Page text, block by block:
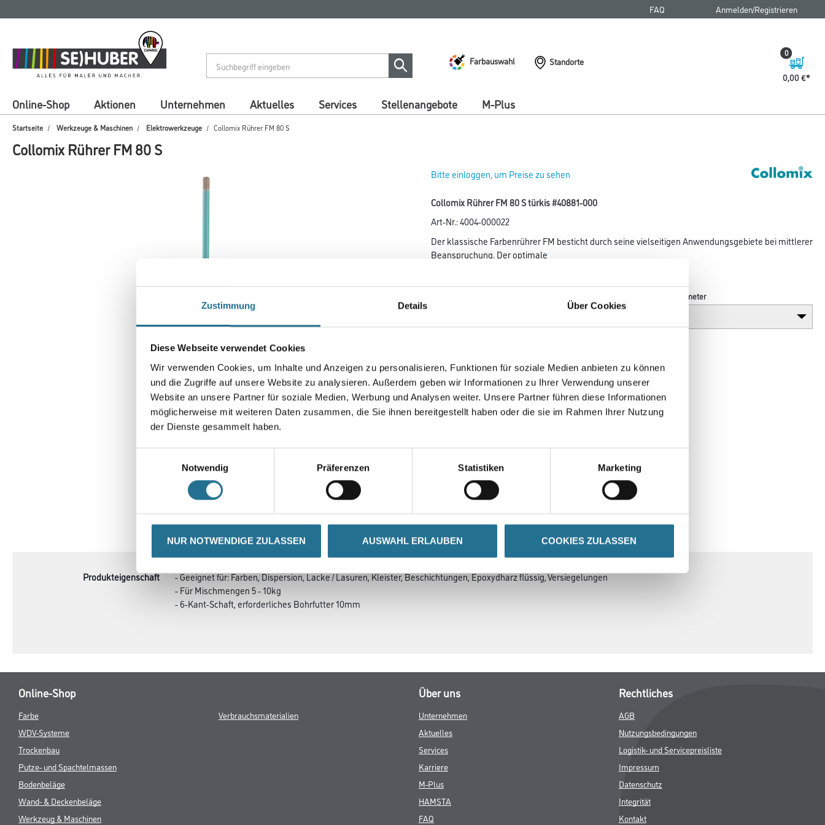
Zustimmung Details Über Cookies
Diese Webseite verwendet Cookies
Wir verwenden Cookies, um Inhalte und Anzeigen zu personalisieren, Funktionen für soziale Medien anbieten zu können
und die Zugriffe auf unsere Website zu analysieren. Außerdem geben wir Informationen zu Ihrer Verwendung unserer
Website an unsere Partner für soziale Medien, Werbung und Analysen weiter. Unsere Partner führen diese Informationen
möglicherweise mit weiteren Daten zusammen, die Sie ihnen bereitgestellt haben oder die sie im Rahmen Ihrer Nutzung
der Dienste gesammelt haben.
Notwendig
Präferenzen Statistiken Marketing
NUR NOTWENDIGE ZULASSEN AUSWAHL ERLAUBEN COOKIES ZULASSEN
springen
springen
FAQ Anmelden/Registrieren
Farbauswahl
Standorte
0,00 €
0
Online-Shop Aktionen Unternehmen Aktuelles Services Stellenangebote M-Plus
Startseite Werkzeuge & Maschinen Elektrowerkzeuge Collomix Rührer FM 80 S
Collomix Rührer FM 80 S
Bitte einloggen, um Preise zu sehen
Collomix Rührer FM 80 S türkis #40881-000
Art-Nr.:4004-000022
Der klassische Farbenrührer FM besticht durch seine vielseitigen Anwendungsgebiete bei mittlerer
Beanspruchung. Der optimale
Länge in Millimeter
Umrechnungsfaktoren
Produkteigenschaft
- Geeignet für: Farben, Dispersion, Lacke / Lasuren, Kleister, Beschichtungen, Epoxydharz flüssig, Versiegelungen
- Für Mischmengen 5 - 10kg
- 6-Kant-Schaft, erforderliches Bohrfutter 10mm
Online-Shop
Farbe
WDV-Systeme
Trockenbau
Putze- und Spachtelmassen
Bodenbeläge
Wand- & Deckenbeläge
Werkzeug & Maschinen
Verbrauchsmaterialien
Über uns
Unternehmen
Aktuelles
Services
Karriere
M-Plus
HAMSTA
FAQ
Rechtliches
AGB
Nutzungsbedingungen
Logistik- und Servicepreisliste
Impressum
Datenschutz
Integrität
Kontakt